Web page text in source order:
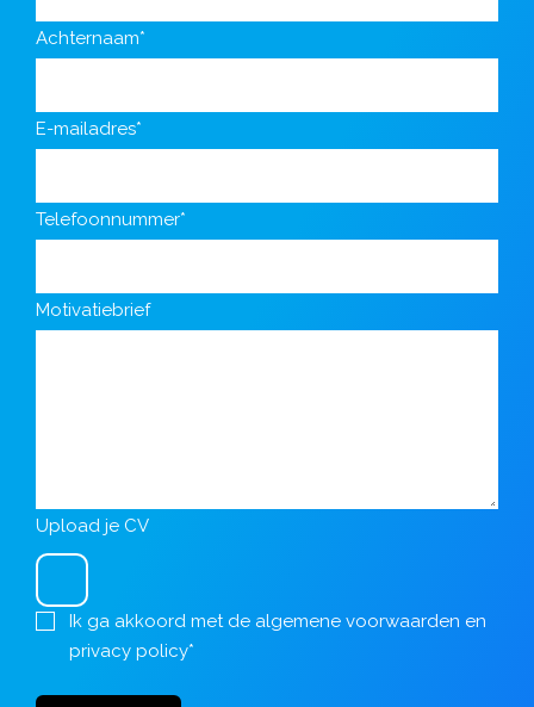
Achternaam*
E-mailadres*
Telefoonnummer*
Motivatiebrief
Upload je CV
Ik ga akkoord met de algemene voorwaarden en
privacy policy*